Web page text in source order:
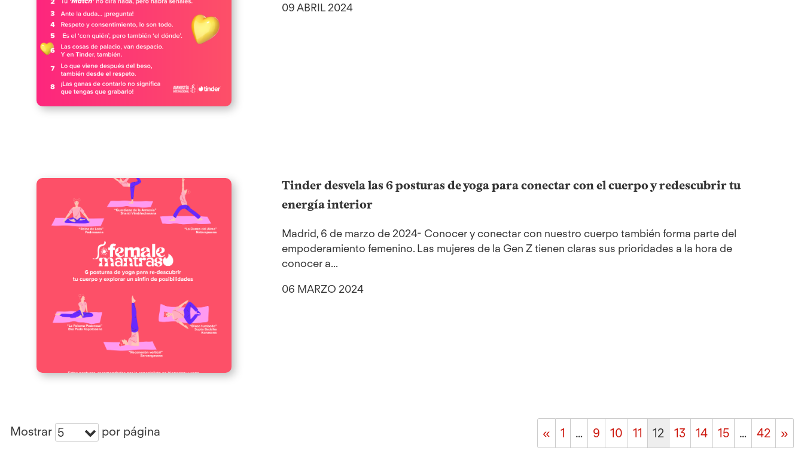
09 ABRIL 2024
Tinder desvela las 6 posturas de yoga para conectar con el cuerpo y redescubrir tu
energía interior
Madrid, 6 de marzo de 2024- Conocer y conectar con nuestro cuerpo también forma parte del
empoderamiento femenino. Las mujeres de la Gen Z tienen claras sus prioridades a la hora de
conocer a...
06 MARZO 2024
Mostrar 5 por página « 1 … 9 10 11 12 13 14 15 … 42 »